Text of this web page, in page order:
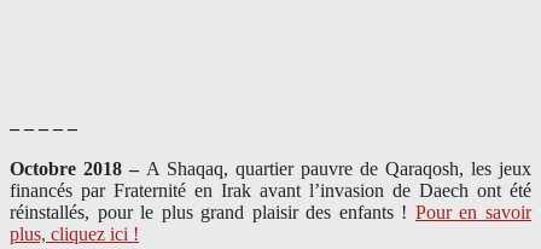
– – – – –
Octobre 2018 – A Shaqaq, quartier pauvre de Qaraqosh, les jeux
financés par Fraternité en Irak​ avant l’invasion de Daech ont été
réinstallés, pour le plus grand plaisir des enfants ! Pour en savoir
plus, cliquez ici !